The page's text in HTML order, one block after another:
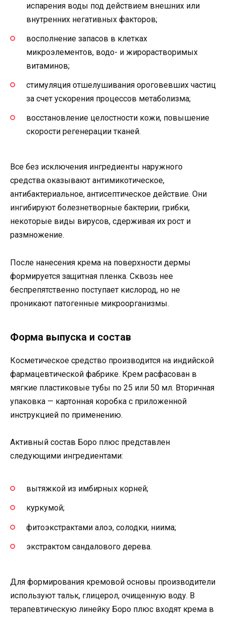
испарения воды под действием внешних или
внутренних негативных факторов;
восполнение запасов в клетках
микроэлементов, водо- и жирорастворимых
витаминов;
стимуляция отшелушивания ороговевших частиц
за счет ускорения процессов метаболизма;
восстановление целостности кожи, повышение
скорости регенерации тканей.
Все без исключения ингредиенты наружного
средства оказывают антимикотическое,
антибактериальное, антисептическое действие. Они
ингибируют болезнетворные бактерии, грибки,
некоторые виды вирусов, сдерживая их рост и
размножение.
После нанесения крема на поверхности дермы
формируется защитная пленка. Сквозь нее
беспрепятственно поступает кислород, но не
проникают патогенные микроорганизмы.
Форма выпуска и состав
Косметическое средство производится на индийской
фармацевтической фабрике. Крем расфасован в
мягкие пластиковые тубы по 25 или 50 мл. Вторичная
упаковка — картонная коробка с приложенной
инструкцией по применению.
Активный состав Боро плюс представлен
следующими ингредиентами:
вытяжкой из имбирных корней;
куркумой;
фитоэкстрактами алоэ, солодки, ниима;
экстрактом сандалового дерева.
Для формирования кремовой основы производители
используют тальк, глицерол, очищенную воду. В
терапевтическую линейку Боро плюс входят крема в